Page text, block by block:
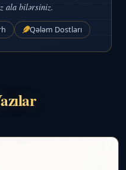
ala bilərsiniz.
Qələm Dostları